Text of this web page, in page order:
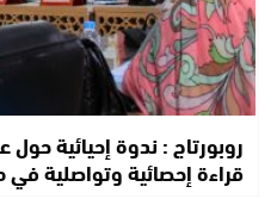
روبورتاج : ندوة إحيائية
قراءة إحصائية وتواصلية